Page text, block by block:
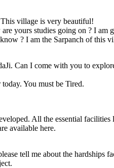
village is very beautiful!
yours studies going on ? I am
? I am the Sarpanch of this
Can I come with you to
You must be Tired.
All the essential facilities
available here.
tell me about the hardships